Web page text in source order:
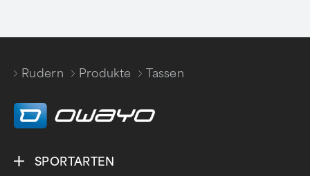
Rudern
Produkte
Tassen
SPORTARTEN